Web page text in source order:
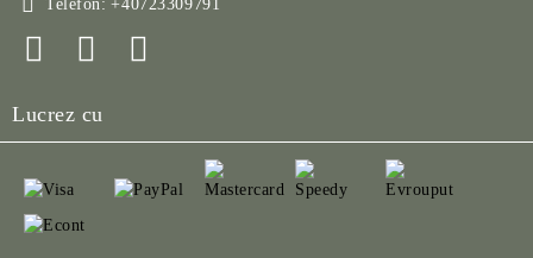
Telefon: +40723309791
Lucrez cu